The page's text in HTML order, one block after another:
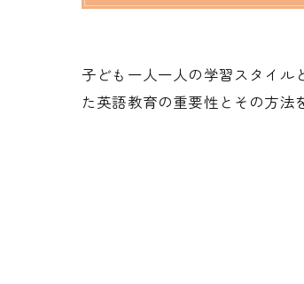
子ども一人一人の学習スタイル
た英語教育の重要性とその方法